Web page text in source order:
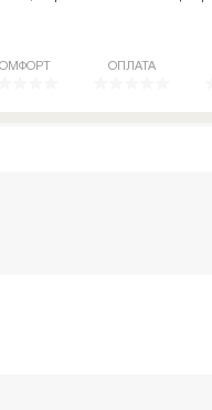
ОПЛАТА